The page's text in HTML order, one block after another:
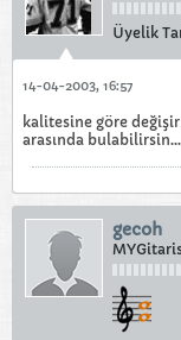
Üyelik
14-04-2003, 16:57
kalitesine göre
arasında bulabilirsin...
gecoh